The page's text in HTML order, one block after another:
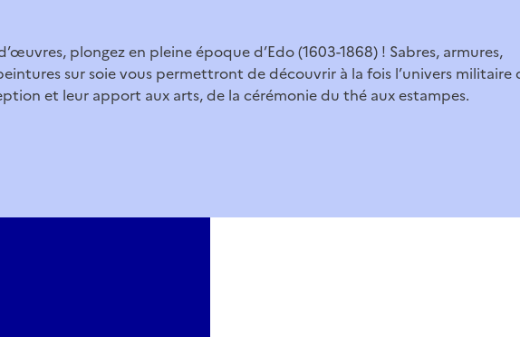
plongez en pleine époque d’Edo (1603-1868) ! Sabres, armures,
sur soie vous permettront de découvrir à la fois l’univers militaire
et leur apport aux arts, de la cérémonie du thé aux estampes.